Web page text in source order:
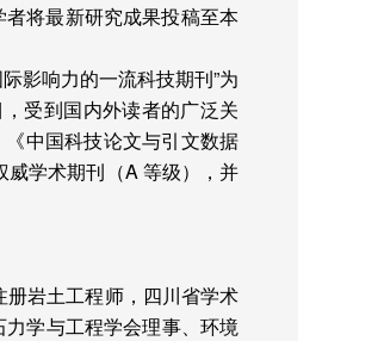
将最新研究成果投稿至本
影响力的一流科技期刊”为
受到国内外读者的广泛关
《中国科技论文与引文数据
威学术期刊（A 等级），并
岩土工程师，四川省学术
学与工程学会理事、环境